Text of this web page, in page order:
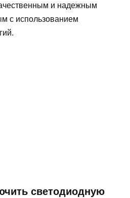
и надежным
с использованием
светодиодную